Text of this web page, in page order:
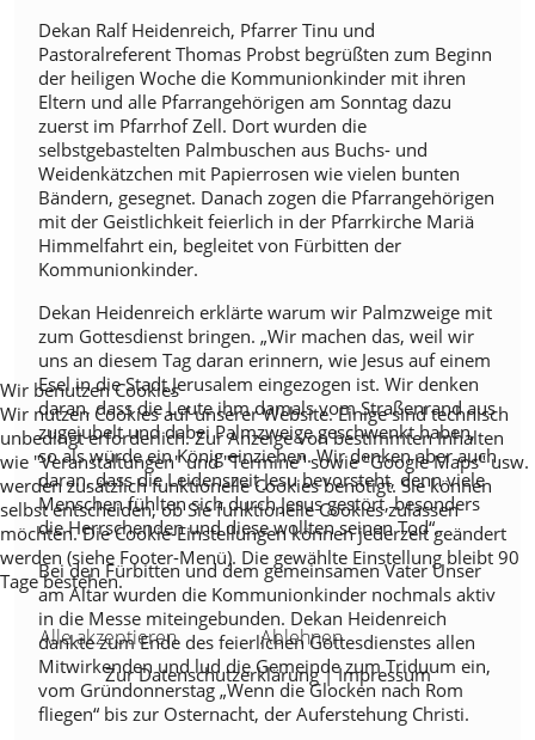
Dekan Ralf Heidenreich, Pfarrer Tinu und
Pastoralreferent Thomas Probst begrüßten zum Beginn
der heiligen Woche die Kommunionkinder mit ihren
Eltern und alle Pfarrangehörigen am Sonntag dazu
zuerst im Pfarrhof Zell. Dort wurden die
selbstgebastelten Palmbuschen aus Buchs- und
Weidenkätzchen mit Papierrosen wie vielen bunten
Bändern, gesegnet. Danach zogen die Pfarrangehörigen
mit der Geistlichkeit feierlich in der Pfarrkirche Mariä
Himmelfahrt ein, begleitet von Fürbitten der
Kommunionkinder.
Dekan Heidenreich erklärte warum wir Palmzweige mit
zum Gottesdienst bringen. „Wir machen das, weil wir
uns an diesem Tag daran erinnern, wie Jesus auf einem
Esel in die Stadt Jerusalem eingezogen ist. Wir denken
daran, dass die Leute ihm damals vom Straßenrand aus
zugejubelt und dabei Palmzweige geschwenkt haben,
so als würde ein König einziehen. Wir denken aber auch
daran, dass die Leidenszeit Jesu bevorsteht, denn viele
Menschen fühlten sich durch Jesus gestört, besonders
die Herrschenden und diese wollten seinen Tod“.
Bei den Fürbitten und dem gemeinsamen Vater Unser
am Altar wurden die Kommunionkinder nochmals aktiv
in die Messe miteingebunden. Dekan Heidenreich
dankte zum Ende des feierlichen Gottesdienstes allen
Mitwirkenden und lud die Gemeinde zum Triduum ein,
vom Gründonnerstag „Wenn die Glocken nach Rom
fliegen“ bis zur Osternacht, der Auferstehung Christi.
Wir benutzen Cookies
Wir nutzen Cookies auf unserer Website. Einige sind technisch
unbedingt erforderlich. Zur Anzeige von bestimmten Inhalten
wie "Veranstaltungen" und "Termine" sowie "Google Maps" usw.
werden zusätzlich funktionelle Cookies benötigt. Sie können
selbst entscheiden, ob Sie funktionelle Cookies zulassen
möchten. Die Cookie-Einstellungen können jederzeit geändert
werden (siehe Footer-Menü). Die gewählte Einstellung bleibt 90
Tage bestehen.
Alle akzeptieren Ablehnen
Zur Datenschutzerklärung|Impressum